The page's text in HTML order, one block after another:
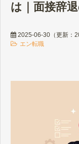
は｜面接辞
2025-06-30 （更新：
エン転職